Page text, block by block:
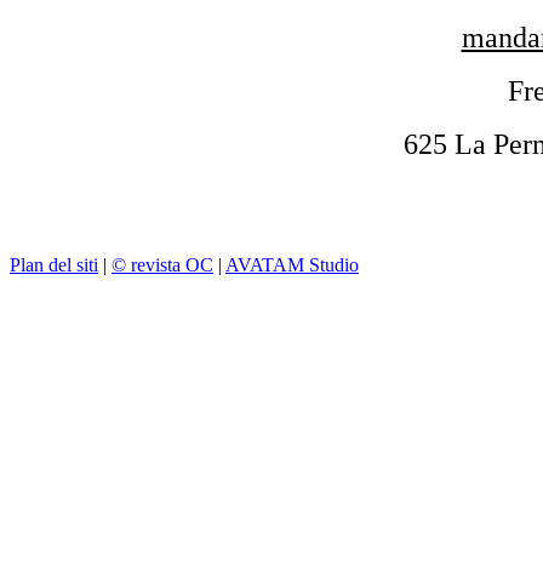
625 La
Plan del siti | © revista OC | AVATAM Studio